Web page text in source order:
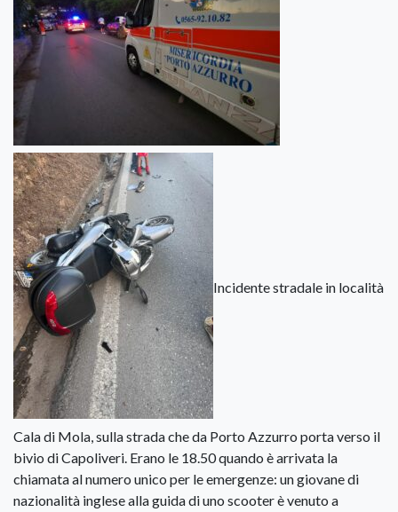
Incidente stradale in località
Cala di Mola, sulla strada che da Porto Azzurro porta verso il
bivio di Capoliveri. Erano le 18.50 quando è arrivata la
chiamata al numero unico per le emergenze: un giovane di
nazionalità inglese alla guida di uno scooter è venuto a